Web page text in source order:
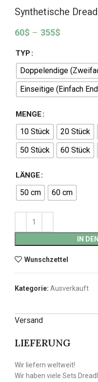
Synthetische
60$ – 355$
TYP
Doppelendige
Einseitige (Einfach
MENGE
10 Stück 20 Stück
50 Stück
60 Stück
LÄNGE
50 cm 60 cm
IN
Wunschzettel
Kategorie: Ausverkauft
Versand
LIEFERUNG
Wir liefern weltweit!
Wir haben viele Sets